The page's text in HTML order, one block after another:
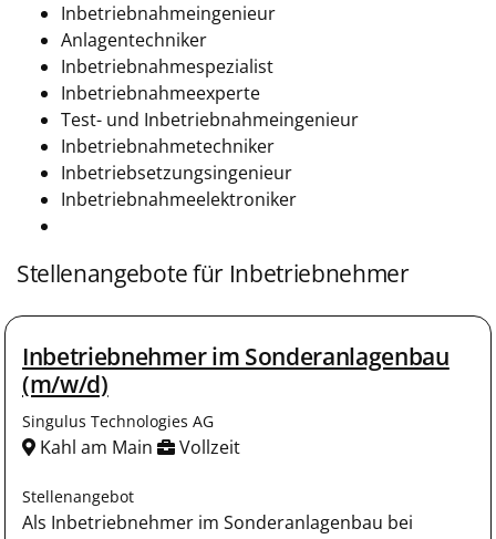
Inbetriebnahmeingenieur
Anlagentechniker
Inbetriebnahmespezialist
Inbetriebnahmeexperte
Test- und Inbetriebnahmeingenieur
Inbetriebnahmetechniker
Inbetriebsetzungsingenieur
Inbetriebnahmeelektroniker
Stellenangebote für Inbetriebnehmer
Inbetriebnehmer im Sonderanlagenbau
(m/w/d)
Singulus Technologies AG
Kahl am Main Vollzeit
Stellenangebot
Als Inbetriebnehmer im Sonderanlagenbau bei